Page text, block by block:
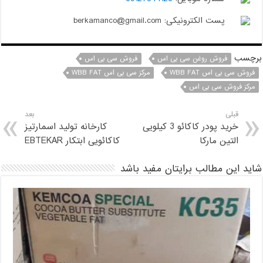
پست الکترونیکی: berkamanco@gmail.com
برچسب فروش روغن سی بی اس
فروش سی بی اس
فروش سی بی اس WBB FAT
مرکز سی بی اس WBB FAT
مرکز فروش سی بی اس
قبلی
خرید پودر کاکائو 3 کیلویی
التین مارکا
بعد
کارخانه تولید اسمارتیز
کاکائویی ابتکار EBTEKAR
شاید این مطالب برایتان مفید باشد